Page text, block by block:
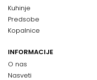
Kuhinje
Predsobe
Kopalnice
INFORMACIJE
O nas
Nasveti